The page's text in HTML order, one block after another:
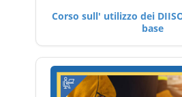
Corso sull' utilizzo dei
base